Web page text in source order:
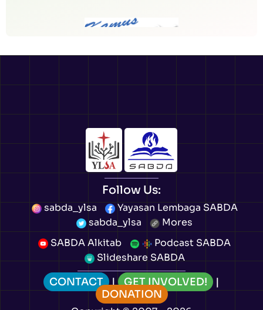
Follow Us:
sabda_ylsa
Yayasan Lembaga SABDA
sabda_ylsa
Mores
SABDA Alkitab
Podcast SABDA
Slideshare SABDA
CONTACT | GET INVOLVED!
|
DONATION